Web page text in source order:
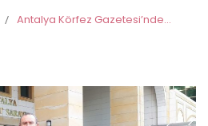
/ Antalya Körfez Gazetesi’nden Engin Korkmaz’a “Cumhurbaşkanı’na hakaret” davası